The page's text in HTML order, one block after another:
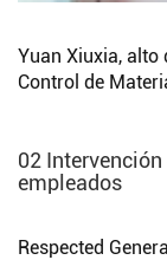
Yuan Xiuxia, alto
Control de
02
empleados
Respected